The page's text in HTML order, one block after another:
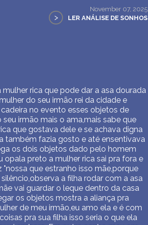
November 07, 2025
> LER ANÁLISE DE SONHOS
rica que pode dar a asa dourada
do seu irmão rei da cidade e
no evento esses objetos de
irmão mais o ama,mais sabe que
que gostava dele e se achava digna
também fazia gosto e até ensentivava
os dois objetos dado pelo homem
preto a mulher rica sai pra fora e
que estranho isso mãe,porque
a filha rodar com a asa
vai guardar o leque dentro da casa
os objetos mostra a aliança pra
de meu irmão,eu amo ela e é com
pra sua filha isso seria o que ela